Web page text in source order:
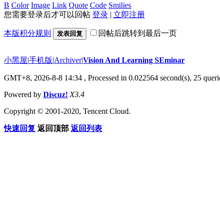
B Color Image Link Quote Code Smilies
您需要登录后才可以回帖 登录 | 立即注册
本版积分规则 发表回复 回帖后跳转到最后一页
小黑屋|手机版|Archiver|Vision And Learning SEminar
GMT+8, 2026-8-8 14:34 , Processed in 0.022564 second(s), 25
Powered by Discuz! X3.4
Copyright © 2001-2020, Tencent Cloud.
快速回复 返回顶部 返回列表